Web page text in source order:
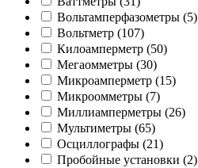
Вольтамперфазометры (5)
Вольтметр (107)
Килоамперметр (50)
Мегаомметры (30)
Микроамперметр (15)
Микроомметры (7)
Миллиамперметры (26)
Мультиметры (65)
Осциллографы (21)
Пробойные установки (2)